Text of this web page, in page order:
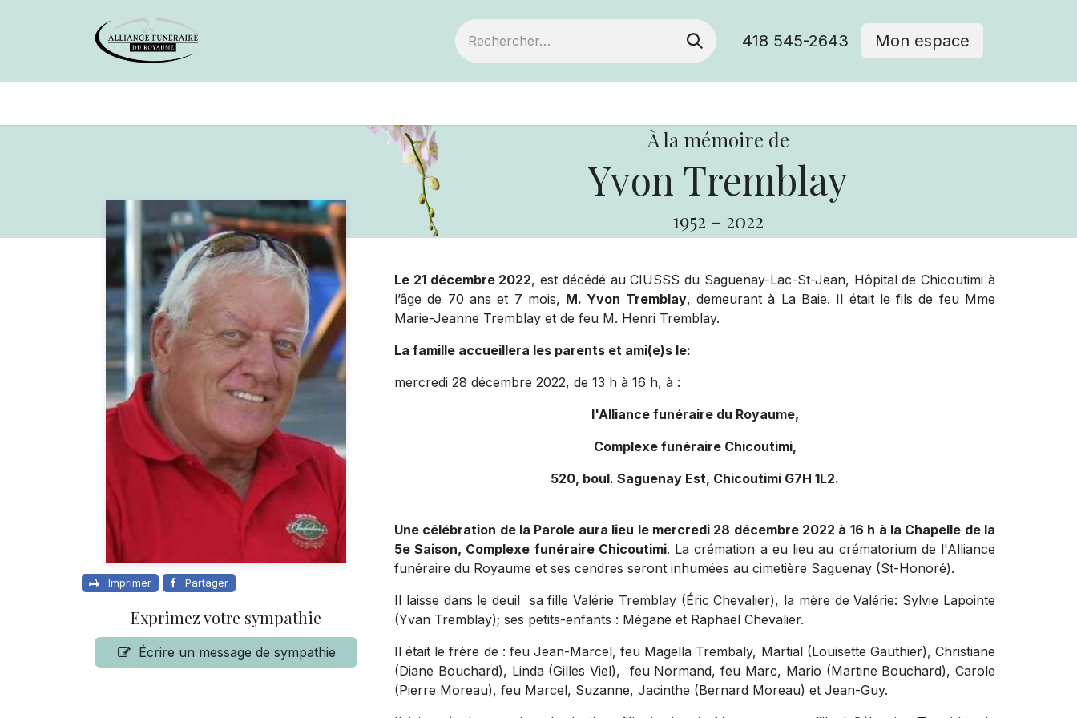
418 545-2643 Mon espace
À la mémoire de
Yvon Tremblay
1952 - 2022
Imprimer Partager
Exprimez votre sympathie
Écrire un message de sympathie
Le 21 décembre 2022, est décédé au CIUSSS du Saguenay-Lac-St-Jean, Hôpital de Chicoutimi à
l’âge de 70 ans et 7 mois, M. Yvon Tremblay, demeurant à La Baie. Il était le fils de feu Mme
Marie-Jeanne Tremblay et de feu M. Henri Tremblay.
La famille accueillera les parents et ami(e)s le:
mercredi 28 décembre 2022, de 13 h à 16 h, à :
l'Alliance funéraire du Royaume,
Complexe funéraire Chicoutimi,
520, boul. Saguenay Est, Chicoutimi G7H 1L2.
Une célébration de la Parole aura lieu le mercredi 28 décembre 2022 à 16 h à la Chapelle de la
5e Saison, Complexe funéraire Chicoutimi. La crémation a eu lieuau crématorium de l'Alliance
funéraire du Royaume et ses cendres seront inhumées au cimetière Saguenay (St-Honoré).
Il laisse dans le deuil sa fille Valérie Tremblay (Éric Chevalier), la mère de Valérie: Sylvie Lapointe
(Yvan Tremblay); ses petits-enfants : Mégane et Raphaël Chevalier.
Il était le frère de : feu Jean-Marcel, feu Magella Trembaly, Martial (Louisette Gauthier),Christiane
(Diane Bouchard), Linda (Gilles Viel),
feu Normand, feu Marc, Mario (Martine Bouchard), Carole
(Pierre Moreau), feu Marcel, Suzanne, Jacinthe (Bernard Moreau) et Jean-Guy.